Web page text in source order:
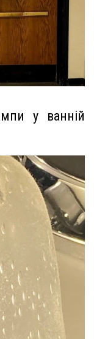
у ванній